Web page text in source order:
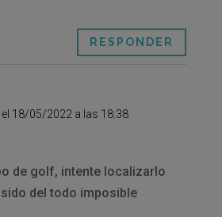
RESPONDER
el 18/05/2022 a las 18:38
de golf, intente localizarlo
del todo imposible